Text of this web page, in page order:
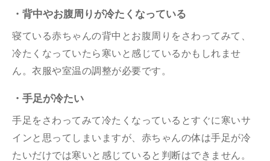
・背中やお腹周りが冷たくなっている
寝ている赤ちゃんの背中とお腹周りをさわってみて、
冷たくなっていたら寒いと感じているかもしれませ
ん。衣服や室温の調整が必要です。
・手足が冷たい
手足をさわってみて冷たくなっているとすぐに寒いサ
インと思ってしまいますが、赤ちゃんの体は手足が冷
たいだけでは寒いと感じていると判断はできません。